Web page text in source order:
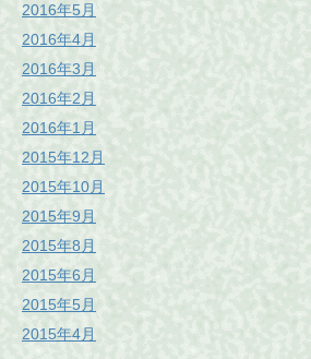
2016年5月
2016年4月
2016年3月
2016年2月
2016年1月
2015年12月
2015年10月
2015年9月
2015年8月
2015年6月
2015年5月
2015年4月